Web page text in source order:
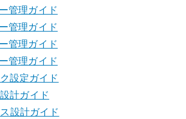
管理ガイド
管理ガイド
管理ガイド
管理ガイド
設定ガイド
計ガイド
設計ガイド